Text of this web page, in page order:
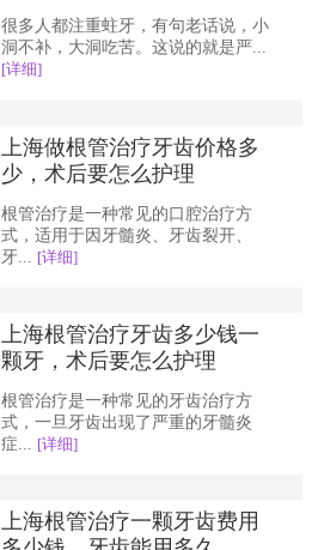
很多人都注重蛀牙，有句老话说，小
洞不补，大洞吃苦。这说的就是严...
[详细]
上海做根管治疗牙齿价格多
少，术后要怎么护理
根管治疗是一种常见的口腔治疗方
式，适用于因牙髓炎、牙齿裂开、
牙... [详细]
上海根管治疗牙齿多少钱一
颗牙，术后要怎么护理
根管治疗是一种常见的牙齿治疗方
式，一旦牙齿出现了严重的牙髓炎
症... [详细]
上海根管治疗一颗牙齿费用